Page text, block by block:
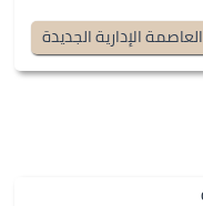
العاصمة الإدارية الجديدة